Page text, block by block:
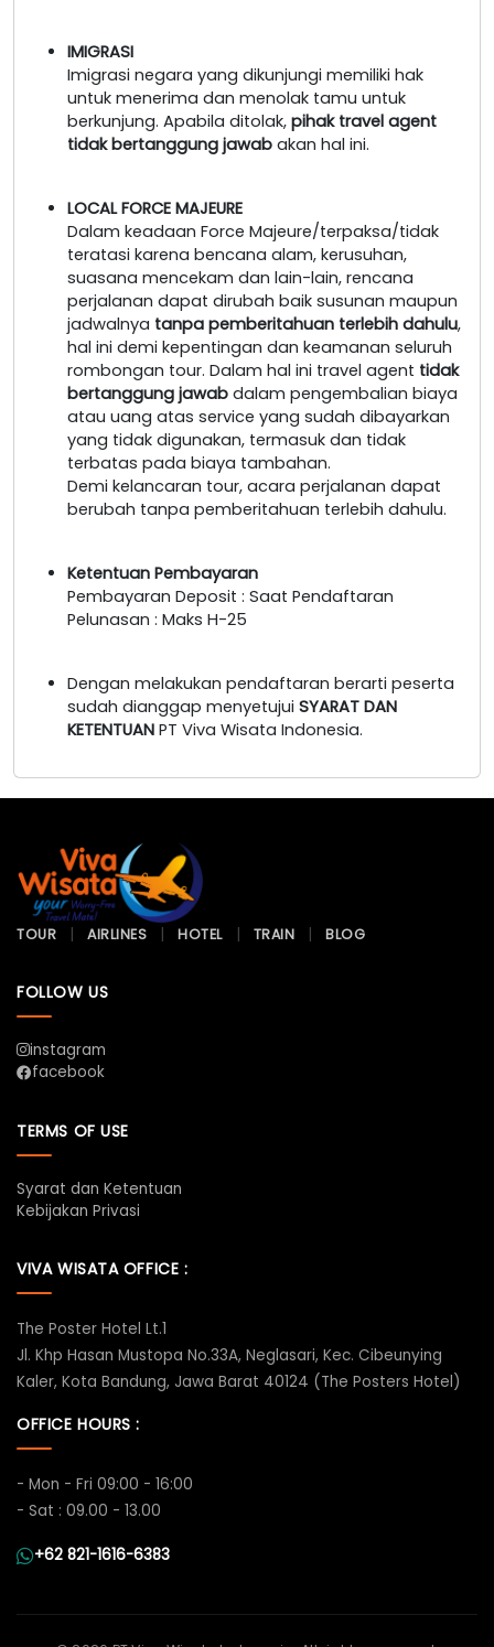
IMIGRASI
Imigrasi negara yang dikunjungi memiliki hak
untuk menerima dan menolak tamu untuk
berkunjung. Apabila ditolak, pihak travel agent
tidak bertanggung jawab akan hal ini.
LOCAL FORCE MAJEURE
Dalam keadaan Force Majeure/terpaksa/tidak
teratasi karena bencana alam, kerusuhan,
suasana mencekam dan lain-lain, rencana
perjalanan dapat dirubah baik susunan maupun
jadwalnya tanpa pemberitahuan terlebih dahulu,
hal ini demi kepentingan dan keamanan seluruh
rombongan tour. Dalam hal ini travel agent tidak
bertanggung jawab dalam pengembalian biaya
atau uang atas service yang sudah dibayarkan
yang tidak digunakan, termasuk dan tidak
terbatas pada biaya tambahan.
Demi kelancaran tour, acara perjalanan dapat
berubah tanpa pemberitahuan terlebih dahulu.
Ketentuan Pembayaran
Pembayaran Deposit : Saat Pendaftaran
Pelunasan : Maks H-25
Dengan melakukan pendaftaran berarti peserta
sudah dianggap menyetujui SYARAT DAN
KETENTUAN PT Viva Wisata Indonesia.
TOUR AIRLINES HOTEL TRAIN BLOG
FOLLOW US
instagram
facebook
TERMS OF USE
Syarat dan Ketentuan
Kebijakan Privasi
VIVA WISATA OFFICE :
The Poster Hotel Lt.1
Jl. Khp Hasan Mustopa No.33A, Neglasari, Kec. Cibeunying
Kaler, Kota Bandung, Jawa Barat 40124 (The Posters Hotel)
OFFICE HOURS :
- Mon - Fri 09:00 - 16:00
- Sat : 09.00 - 13.00
+62 821-1616-6383